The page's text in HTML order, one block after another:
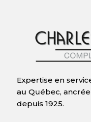
Expertise en
au Québec,
depuis 1925.